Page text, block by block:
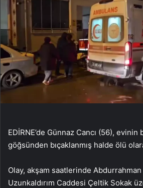
EDİRNE’de Günnaz Cancı (56), evinin
göğsünden bıçaklanmış halde ölü
Olay, akşam saatlerinde
Uzunkaldırım Caddesi Çeltik Sokak